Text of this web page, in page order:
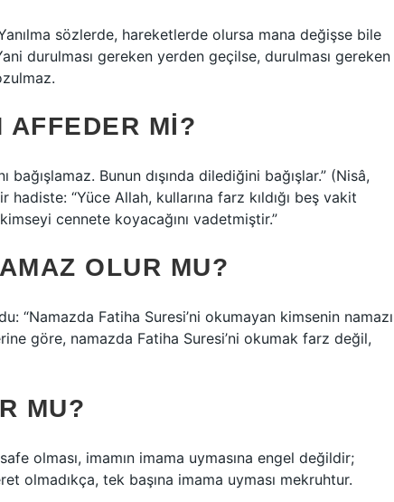
sözlerde, hareketlerde olursa mana değişse bile
durulması gereken yerden geçilse, durulması gereken
MI?
Bunun dışında dilediğini bağışlar.” (Nisâ,
“Yüce Allah, kullarına farz kıldığı beş vakit
cennete koyacağını vadetmiştir.”
OLUR MU?
“Namazda Fatiha Suresi’ni okumayan kimsenin namazı
göre, namazda Fatiha Suresi’ni okumak farz değil,
MU?
olması, imamın imama uymasına engel değildir;
olmadıkça, tek başına imama uyması mekruhtur.